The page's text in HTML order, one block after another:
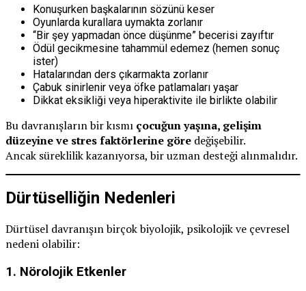
Konuşurken başkalarının sözünü keser
Oyunlarda kurallara uymakta zorlanır
“Bir şey yapmadan önce düşünme” becerisi zayıftır
Ödül gecikmesine tahammül edemez (hemen sonuç
ister)
Hatalarından ders çıkarmakta zorlanır
Çabuk sinirlenir veya öfke patlamaları yaşar
Dikkat eksikliği veya hiperaktivite ile birlikte olabilir
Bu davranışların bir kısmı çocuğun yaşına, gelişim
düzeyine ve stres faktörlerine göre değişebilir.
Ancak süreklilik kazanıyorsa, bir uzman desteği alınmalıdır.
Dürtüselliğin Nedenleri
Dürtüsel davranışın birçok biyolojik, psikolojik ve çevresel
nedeni olabilir:
1. Nörolojik Etkenler